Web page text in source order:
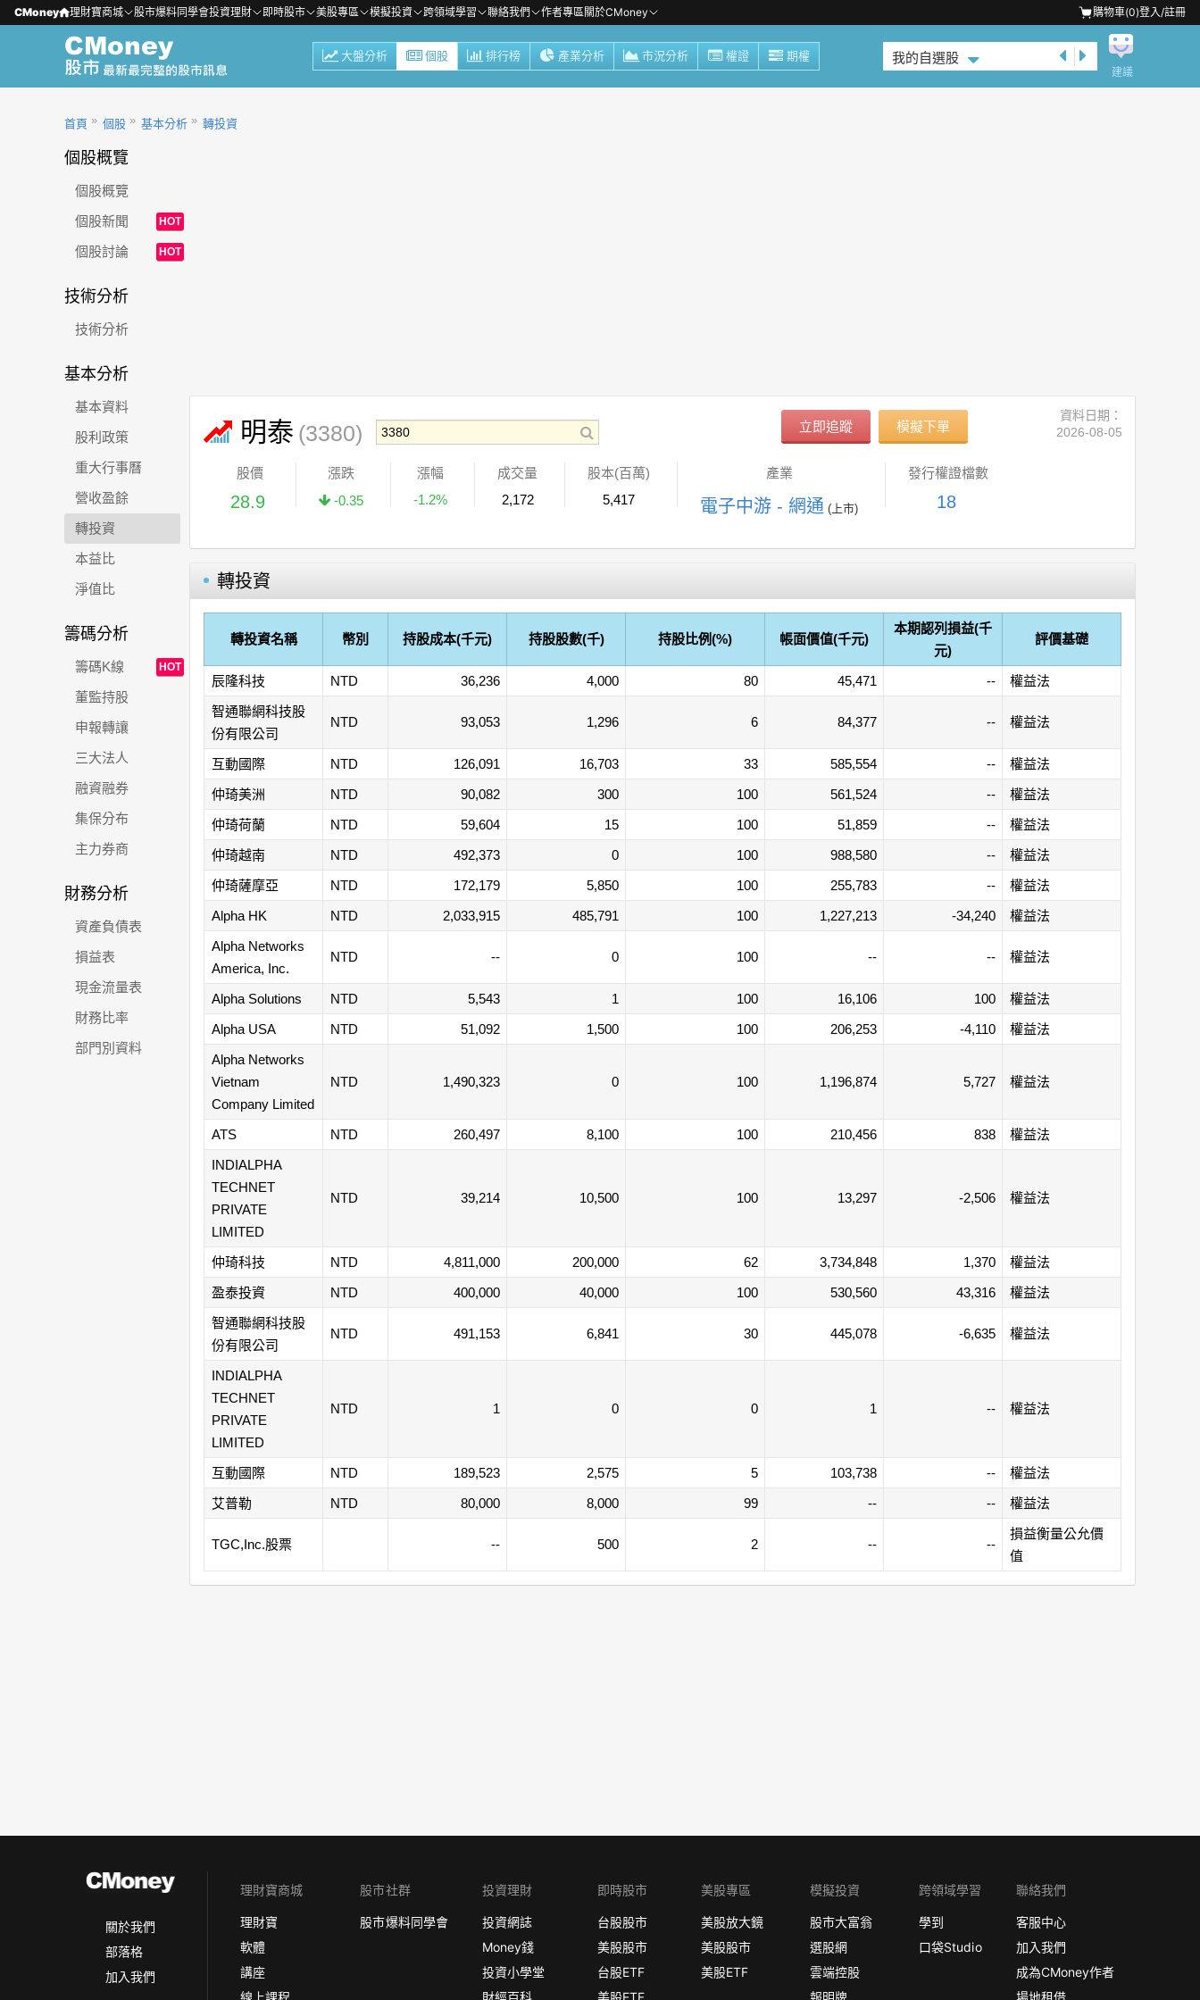
CMoney 理財寶商城 股市爆料同學會投資理財 即時股市 美股專區 模擬投資 跨領域學習 聯絡我們 作者專區關於CMoney 購物車(0)登入/註冊
大盤分析 個股 排行榜 產業分析 市況分析 權證 期權 我的自選股
建議
首頁 個股 基本分析 轉投資
個股概覽
個股概覽
個股新聞
HOT
個股討論 HOT
技術分析
技術分析
基本分析
基本資料
股利政策
重大行事曆
營收盈餘
轉投資
本益比
淨值比
籌碼分析
籌碼K線 HOT
董監持股
申報轉讓
三大法人
融資融券
集保分布
主力券商
財務分析
資產負債表
損益表
現金流量表
財務比率
部門別資料
明泰 (3380) 立即追蹤 模擬下單
資料日期：
2026-08-05
股價
28.9
漲跌
-0.35
漲幅
-1.2%
成交量
2,172
股本(百萬)
5,417
產業
電子中游 - 網通 (上市)
發行權證檔數
18
轉投資
轉投資名稱 幣別 持股成本(千元) 持股股數(千) 持股比例(%) 帳面價值(千元)
本期認列損益(千
元)
評價基礎
辰隆科技 NTD 36,236 4,000 80 45,471 --
權益法
智通聯網科技股
份有限公司
NTD 93,053 1,296 6 84,377 -- 權益法
互動國際 NTD 126,091 16,703 33 585,554 --
權益法
仲琦美洲
NTD 90,082 300 100 561,524 --
權益法
仲琦荷蘭
NTD 59,604 15 100 51,859 --
權益法
仲琦越南
NTD 492,373 0 100 988,580 --
權益法
仲琦薩摩亞
NTD 172,179 5,850 100 255,783 --
權益法
Alpha HK
NTD 2,033,915 485,791 100 1,227,213 -34,240
權益法
Alpha Networks
America, Inc.
NTD -- 0 100 -- -- 權益法
Alpha Solutions NTD 5,543 1 100 16,106 100
權益法
Alpha USA
NTD 51,092 1,500 100 206,253 -4,110
權益法
Alpha Networks
Vietnam
Company Limited
NTD 1,490,323 0 100 1,196,874 5,727 權益法
ATS NTD 260,497 8,100 100 210,456 838
權益法
INDIALPHA
TECHNET
PRIVATE
LIMITED
NTD 39,214 10,500 100 13,297 -2,506 權益法
仲琦科技 NTD 4,811,000 200,000 62 3,734,848 1,370
權益法
盈泰投資
NTD 400,000 40,000 100 530,560 43,316
權益法
智通聯網科技股
份有限公司
NTD 491,153 6,841 30 445,078 -6,635 權益法
INDIALPHA
TECHNET
PRIVATE
LIMITED
NTD 1 0 0 1 -- 權益法
互動國際 NTD 189,523 2,575 5 103,738 --
權益法
艾普勒
NTD 80,000 8,000 99 -- -- 權益法
TGC,Inc.股票 -- 500 2 -- --
損益衡量公允價
值
關於我們
部落格
加入我們
理財寶商城
理財寶
軟體
講座
線上課程
股市社群
股市爆料同學會
投資理財
投資網誌
Money錢
投資小學堂
財經百科
即時股市
台股股市
美股股市
台股ETF
美股ETF
美股專區
美股放大鏡
美股股市
美股ETF
模擬投資
股市大富翁
選股網
雲端控股
報明牌
跨領域學習
學到
口袋Studio
聯絡我們
客服中心
加入我們
成為CMoney作者
場地租借